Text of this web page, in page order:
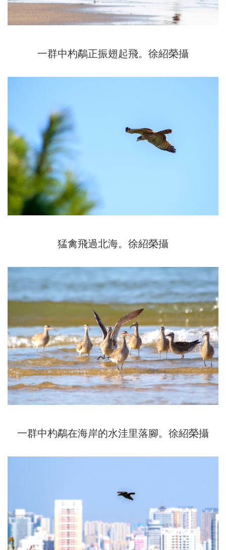
一群中杓鷸正振翅起飛。徐紹榮攝
猛禽飛過北海。徐紹榮攝
一群中杓鷸在海岸的水洼里落腳。徐紹榮攝